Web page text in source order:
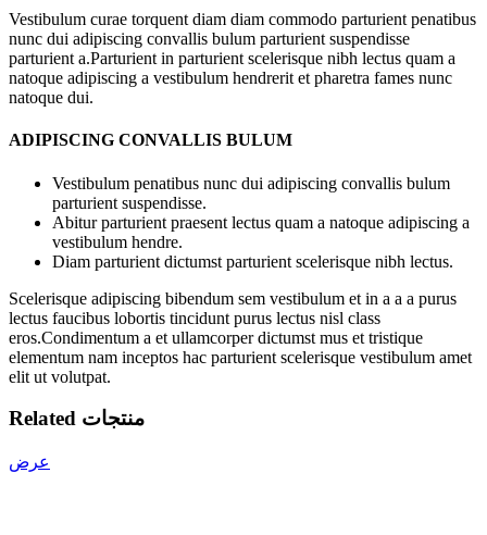
Vestibulum curae torquent diam diam commodo parturient penatibus
nunc dui adipiscing convallis bulum parturient suspendisse
parturient a.Parturient in parturient scelerisque nibh lectus quam a
natoque adipiscing a vestibulum hendrerit et pharetra fames nunc
natoque dui.
ADIPISCING CONVALLIS BULUM
Vestibulum penatibus nunc dui adipiscing convallis bulum
parturient suspendisse.
Abitur parturient praesent lectus quam a natoque adipiscing a
vestibulum hendre.
Diam parturient dictumst parturient scelerisque nibh lectus.
Scelerisque adipiscing bibendum sem vestibulum et in a a a purus
lectus faucibus lobortis tincidunt purus lectus nisl class
eros.Condimentum a et ullamcorper dictumst mus et tristique
elementum nam inceptos hac parturient scelerisque vestibulum amet
elit ut volutpat.
Related منتجات
عرض